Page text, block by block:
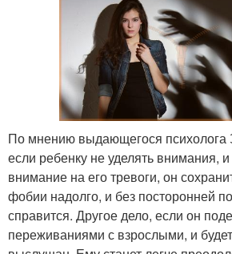
По мнению выдающегося психолога
если ребенку не уделять внимания,
внимание на его тревоги, он
фобии надолго, и без посторонней
справится. Другое дело, если он
переживаниями с взрослыми, и